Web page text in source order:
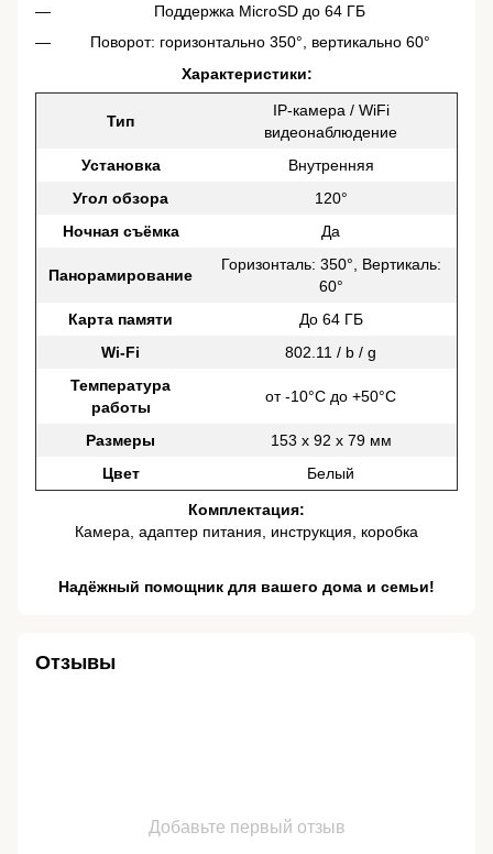
Поддержка MicroSD до 64 ГБ
Поворот: горизонтально 350°, вертикально 60°
Характеристики:
Тип
IP-камера / WiFi
видеонаблюдение
Установка
Внутренняя
Угол обзора
120°
Ночная съёмка
Да
Панорамирование
Горизонталь: 350°, Вертикаль:
60°
Карта памяти
До 64 ГБ
Wi-Fi
802.11 / b / g
Температура
работы
от -10°C до +50°C
Размеры
153 x 92 x 79 мм
Цвет
Белый
Комплектация:
Камера, адаптер питания, инструкция, коробка
Надёжный помощник для вашего дома и семьи!
Отзывы
Добавьте первый отзыв